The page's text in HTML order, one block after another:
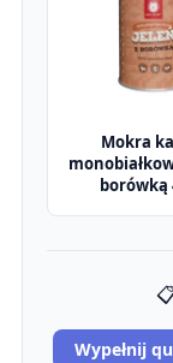
Mokra
borówką
Wypełnij